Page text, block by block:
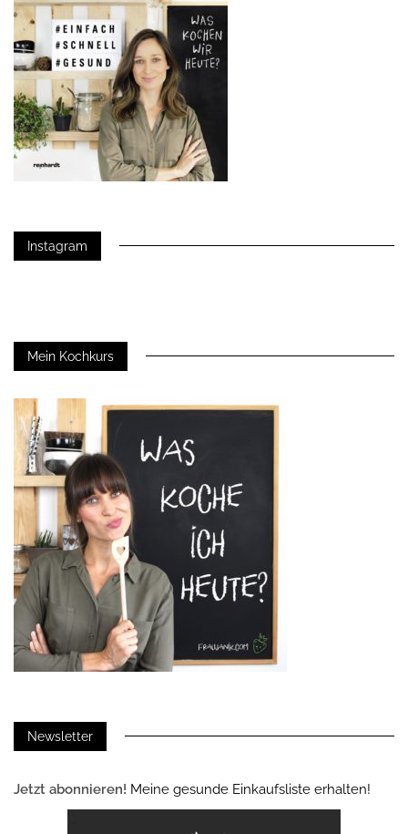
Instagram
Mein Kochkurs
Newsletter
Jetzt abonnieren! Meine gesunde Einkaufsliste erhalten!